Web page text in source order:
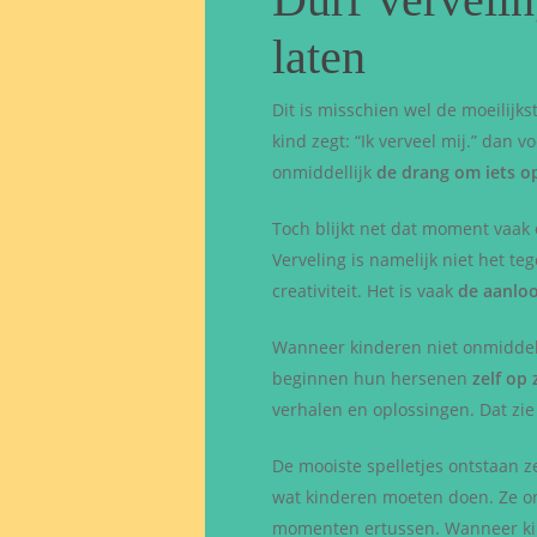
laten
Dit is misschien wel de
kind zegt: “Ik verveel mij.” dan
onmiddellijk de drang om iets
Toch blijkt net dat moment
Verveling is namelijk niet het
creativiteit. Het is vaak de
Wanneer kinderen niet
beginnen hun hersenen zelf op
verhalen en oplossingen. Dat
De mooiste spelletjes ontstaan
wat kinderen moeten doen. Ze
momenten ertussen. Wanneer